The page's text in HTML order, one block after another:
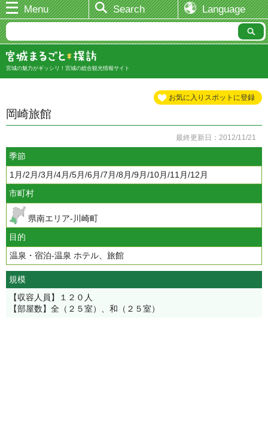
Menu Search Language
宮城の魅力がギッシリ！宮城の総合観光情報サイト
お気に入りスポットに登録
岡崎旅館
最終更新日：2012/11/21
季節
1月/2月/3月/4月/5月/6月/7月/8月/9月/10月/11月/12月
市町村
県南エリア-川崎町
目的
温泉・宿泊-温泉 ホテル、旅館
規模
【収容人員】１２０人
【部屋数】全（２５室）、和（２５室）